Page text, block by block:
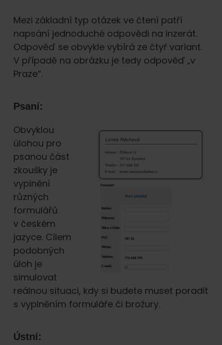
Mezi základní typ otázek ve čtení patří
napsání jednoduché odpovědi na inzerát.
Odpověď se obvykle vybírá ze čtyř variant.
V případě na obrázku je tedy odpověď „v
Praze“.
Psaní:
Obvyklou
úlohou pro
psanou část
zkoušky je
vyplnění
různých
formulářů
v českém
jazyce. Cílem
podobných
úloh je
simulovat
reálnou situaci, kdy si budete muset poradit
s vyplněním formuláře či brožury.
Ústní: